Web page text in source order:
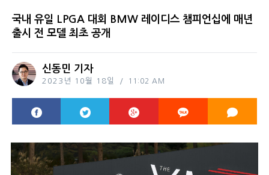
국내 유일 LPGA 대회 BMW 레이디스 챔피언십에 매년
출시 전 모델 최초 공개
신동민 기자
2023년 10월 18일 11:02 AM